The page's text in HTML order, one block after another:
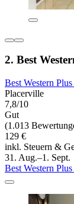
2. Best
Best Western
Placerville
7,8/10
Gut
(1.013
129 €
inkl. Steuern &
31. Aug.–1. Sept.
Best Western